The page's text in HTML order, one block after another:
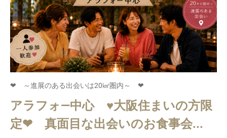
❤ ～進展のある出会いは20㎢圏内～ ❤
アラフォ―中心 ♥大阪住まいの方限
定❤ 真面目な出会いのお食事会...